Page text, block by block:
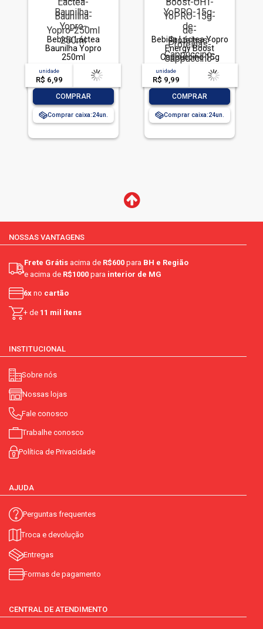
Bebida Láctea
Baunilha Yopro
250ml
unidade
R$ 6,99
acima de
-- --,--un.
COMPRAR
Comprar caixa:24
Bebida Láctea Yopro
Energy Boost
Cappuccino 15g
250ml
unidade
R$ 9,99
acima de
-- --,--un.
COMPRAR
Comprar caixa:24
NOSSAS VANTAGENS
Frete Grátis acima de R$600 para BH e Região
e acima de R$1000 para interior de MG
6x no cartão
+ de 11 mil itens
INSTITUCIONAL
Sobre nós
Nossas lojas
Fale conosco
Trabalhe conosco
Política de Privacidade
AJUDA
Perguntas frequentes
Troca e devolução
Entregas
Formas de pagamento
CENTRAL DE ATENDIMENTO